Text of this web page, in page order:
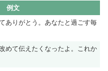
例文
ありがとう。あなたと過ごす毎
めて伝えたくなったよ。これか